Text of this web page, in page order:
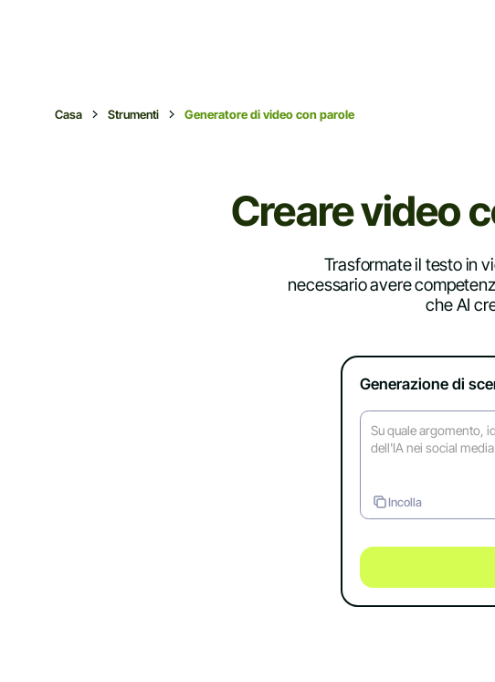
Casa Strumenti Generatore di video con parole
Creare video
Trasformate il testo in
necessario avere
che AI
Generazione di
Incolla